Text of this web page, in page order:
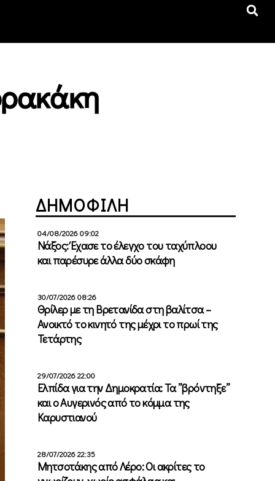
ΔΗΜΟΦΙΛΗ
04/08/2026 09:02
Νάξος: Έχασε το έλεγχο του ταχύπλοου
και παρέσυρε άλλα δύο σκάφη
30/07/2026 08:26
Θρίλερ με τη Βρετανίδα στη βαλίτσα –
Ανοικτό το κινητό της μέχρι το πρωί της
Τετάρτης
29/07/2026 22:00
Ελπίδα για την Δημοκρατία: Τα ”βρόντηξε”
και ο Αυγερινός από το κόμμα της
Καρυστιανού
28/07/2026 22:35
Μητσοτάκης από Λέρο: Οι ακρίτες το